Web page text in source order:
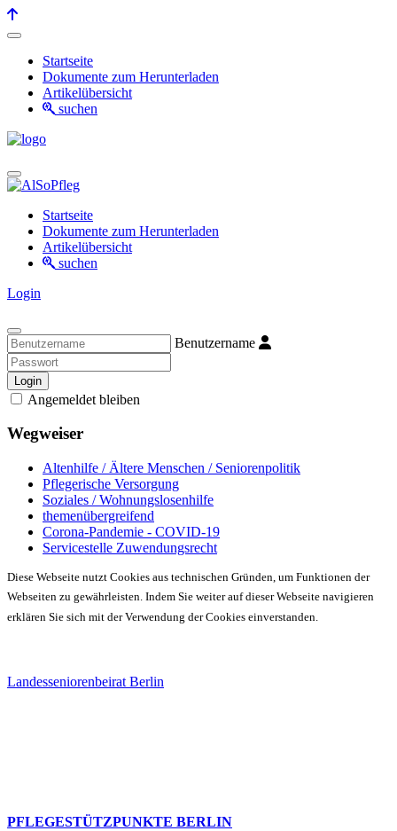
Startseite
Dokumente zum Herunterladen
Artikelübersicht
suchen
Startseite
Dokumente zum Herunterladen
Artikelübersicht
suchen
Login
Benutzername
Login
Angemeldet bleiben
Wegweiser
Altenhilfe / Ältere Menschen / Seniorenpolitik
Pflegerische Versorgung
Soziales / Wohnungslosenhilfe
themenübergreifend
Corona-Pandemie - COVID-19
Servicestelle Zuwendungsrecht
Diese Webseite nutzt Cookies aus technischen Gründen, um Funktionen der
Webseiten zu gewährleisten. Indem Sie weiter auf dieser Webseite navigieren
erklären Sie sich mit der Verwendung der Cookies einverstanden.
Landesseniorenbeirat Berlin
PFLEGESTÜTZPUNKTE BERLIN